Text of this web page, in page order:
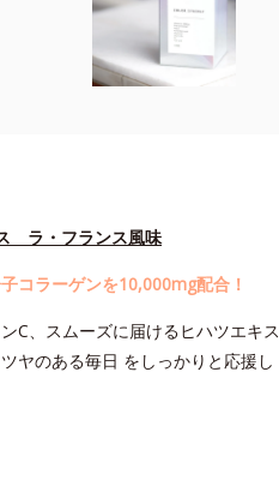
ラ・フランス風味
コラーゲンを10,000mg配合！
C、スムーズに届けるヒハツエキス
ヤのある毎日 をしっかりと応援し